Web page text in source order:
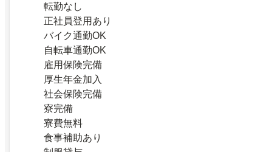
転勤なし
正社員登用あり
バイク通勤OK
自転車通勤OK
雇用保険完備
厚生年金加入
社会保険完備
寮完備
寮費無料
食事補助あり